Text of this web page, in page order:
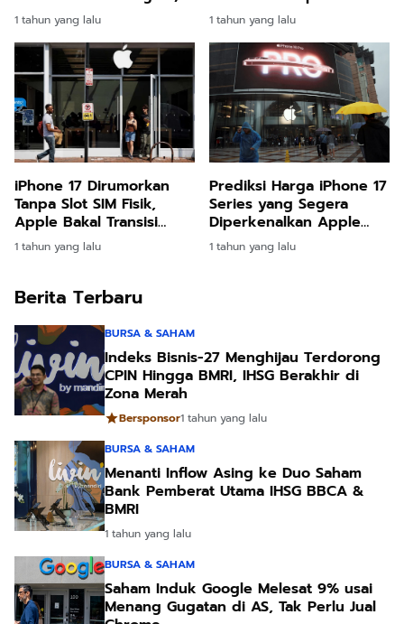
Begini Caranya
1 tahun yang lalu
10.000 mAh
1 tahun yang lalu
iPhone 17 Dirumorkan
Tanpa Slot SIM Fisik,
Apple Bakal Transisi
eSIM Total?
1 tahun yang lalu
Prediksi Harga iPhone 17
Series yang Segera
Diperkenalkan Apple
Pada Tanggal 9
September
1 tahun yang lalu
Berita Terbaru
BURSA & SAHAM
Indeks Bisnis-27 Menghijau Terdorong
CPIN Hingga BMRI, IHSG Berakhir di
Zona Merah
Bersponsor1 tahun yang lalu
BURSA & SAHAM
Menanti Inflow Asing ke Duo Saham
Bank Pemberat Utama IHSG BBCA &
BMRI
1 tahun yang lalu
BURSA & SAHAM
Saham Induk Google Melesat 9% usai
Menang Gugatan di AS, Tak Perlu Jual